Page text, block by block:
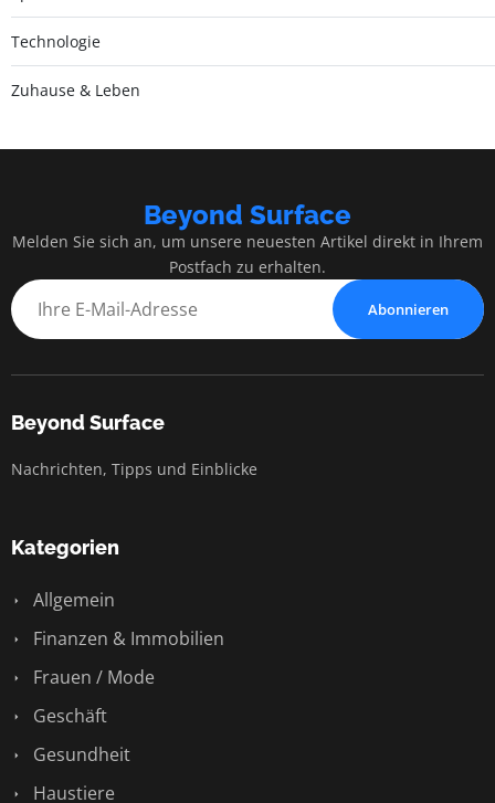
Technologie
Zuhause & Leben
Beyond Surface
Melden Sie sich an, um unsere neuesten Artikel direkt in Ihrem
Postfach zu erhalten.
Abonnieren
Beyond Surface
Nachrichten, Tipps und Einblicke
Kategorien
Allgemein
Finanzen & Immobilien
Frauen / Mode
Geschäft
Gesundheit
Haustiere